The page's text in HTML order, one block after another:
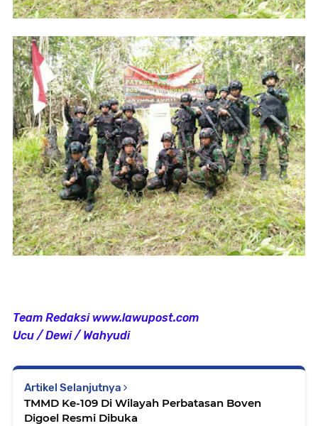
Team Redaksi www.lawupost.com
Ucu / Dewi / Wahyudi
Artikel Selanjutnya
TMMD Ke-109 Di Wilayah Perbatasan Boven
Digoel Resmi Dibuka